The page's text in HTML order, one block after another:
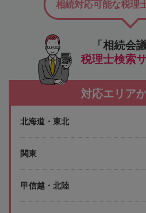
「相続会
税理士検索
相続対応可能な税理
対応エリア
北海道・東北
関東
甲信越・北陸